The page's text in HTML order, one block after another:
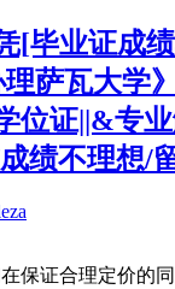
[毕业证成
理萨瓦大学
位证||&专
绩不理想/
保证合理定价的